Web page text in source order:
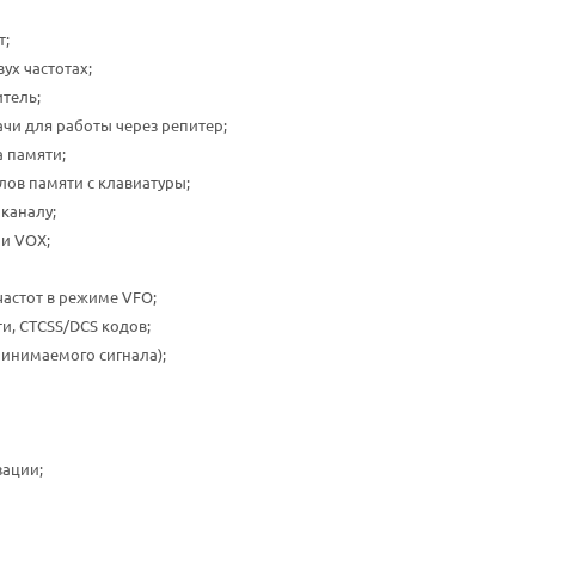
частотах;
для работы через репитер;
памяти;
памяти с клавиатуры;
VOX;
в режиме VFO;
CTCSS/DCS кодов;
сигнала);